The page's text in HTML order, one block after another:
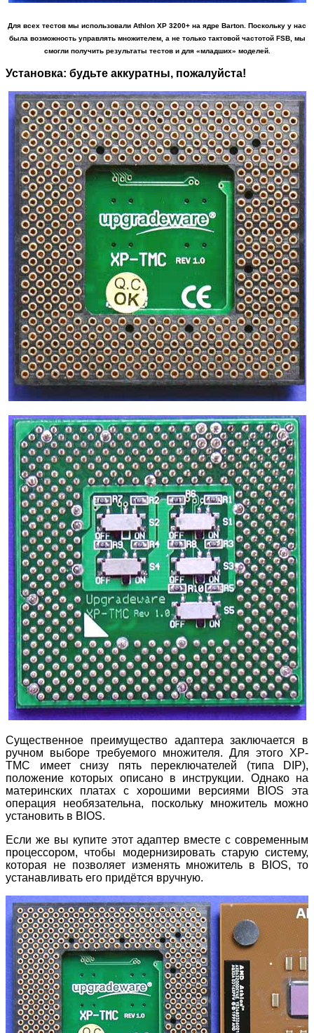
Для всех тестов мы использовали Athlon XP 3200+ на ядре Barton. Поскольку у нас
была возможность управлять множителем, а не только тактовой частотой FSB, мы
смогли получить результаты тестов и для «младших» моделей.
Установка: будьте аккуратны, пожалуйста!
Существенное преимущество адаптера заключается в
ручном выборе требуемого множителя. Для этого XP-
TMC имеет снизу пять переключателей (типа DIP),
положение которых описано в инструкции. Однако на
материнских платах с хорошими версиями BIOS эта
операция необязательна, поскольку множитель можно
установить в BIOS.
Если же вы купите этот адаптер вместе с современным
процессором, чтобы модернизировать старую систему,
которая не позволяет изменять множитель в BIOS, то
устанавливать его придётся вручную.